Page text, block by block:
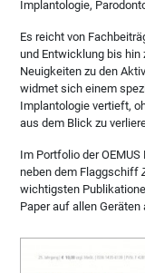
Implantologie,
Es reicht von
und Entwicklung bis hin
Neuigkeiten zu den
widmet sich einem
Implantologie vertieft,
aus dem Blick zu
Im Portfolio der
neben dem Flaggschiff
wichtigsten
Paper auf allen Geräten